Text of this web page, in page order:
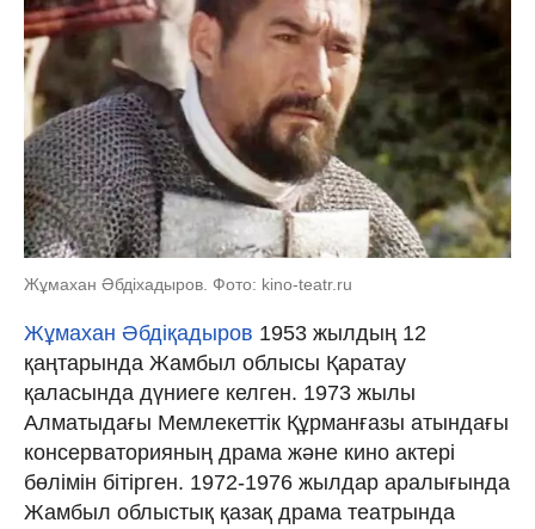
Жұмахан Әбдіхадыров. Фото: kino-teatr.ru
Жұмахан Әбдіқадыров 1953 жылдың 12
қаңтарында Жамбыл облысы Қаратау
қаласында дүниеге келген. 1973 жылы
Алматыдағы Мемлекеттік Құрманғазы атындағы
консерваторияның драма және кино актері
бөлімін бітірген. 1972-1976 жылдар аралығында
Жамбыл облыстық қазақ драма театрында